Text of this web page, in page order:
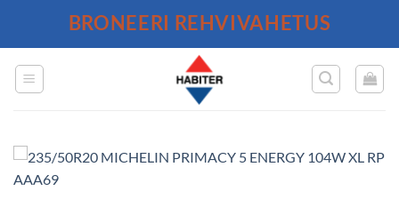
BRONEERI REHVIVAHETUS